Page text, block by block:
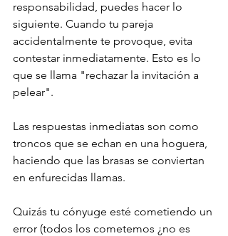
responsabilidad, puedes hacer lo
siguiente. Cuando tu pareja
accidentalmente te provoque, evita
contestar inmediatamente. Esto es lo
que se llama "rechazar la invitación a
pelear".
Las respuestas inmediatas son como
troncos que se echan en una hoguera,
haciendo que las brasas se conviertan
en enfurecidas llamas.
Quizás tu cónyuge esté cometiendo un
error (todos los cometemos ¿no es